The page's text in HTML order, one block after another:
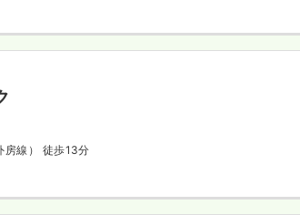
房線） 徒歩13分